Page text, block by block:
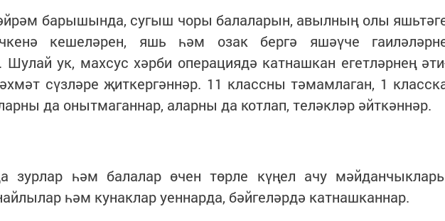
барышында, сугыш чоры балаларын, авылның олы
кешеләрен, яшь һәм озак бергә яшәүче
Шулай ук, махсус хәрби операциядә катнашкан егетләрнең
сүзләре җиткергәннәр. 11 классны тәмамлаган, 1
да онытмаганнар, аларны да котлап, теләкләр әйткәннәр.
зурлар һәм балалар өчен төрле күңел ачу
һәм кунаклар уеннарда, бәйгеләрдә катнашканнар.